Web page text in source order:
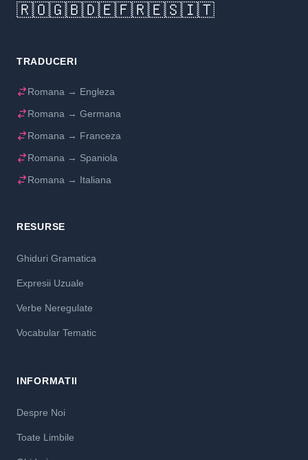
🇷🇴🇬🇧🇩🇪🇫🇷🇪🇸🇮🇹
TRADUCERI
Romana → Engleza
Romana → Germana
Romana → Franceza
Romana → Spaniola
Romana → Italiana
RESURSE
Ghiduri Gramatica
Expresii Uzuale
Verbe Neregulate
Vocabular Tematic
INFORMATII
Despre Noi
Toate Limbile